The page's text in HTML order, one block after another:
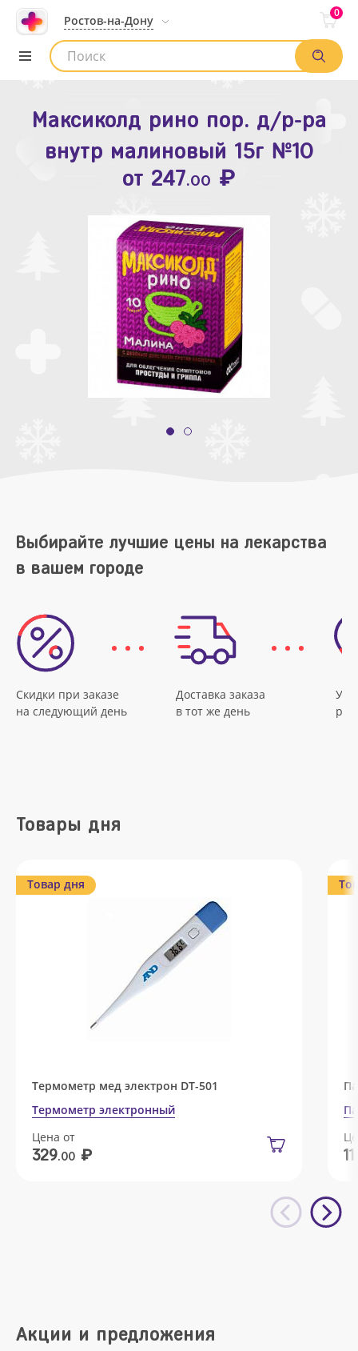
Ростов-на-Дону
0
Список аптек
Максиколд рино пор. д/р-ра
внутр малиновый 15г №10
от 247.00 ₽
Зодак таб. п.п.о. 10мг №10
от109.80 ₽
Выбирайте лучшие цены на лекарства
в вашем городе
Скидки при заказе
на следующий день
Доставка заказа
в тот же день
Товары дня
Товар дня
Термометр мед электрон DT-501
Термометр электронный
Цена от
329.00 ₽ 11
Акции и предложения